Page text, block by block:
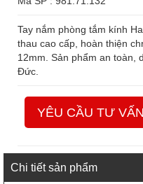
Tay nắm phòng tắm kính
thau cao cấp, hoàn thiện
12mm. Sản phẩm an toàn,
Đức.
YÊU CẦU TƯ VẤN
Chi tiết sản phẩm